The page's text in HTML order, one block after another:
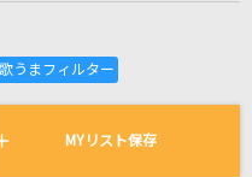
き
Like It Hot!!)
MYリスト保存